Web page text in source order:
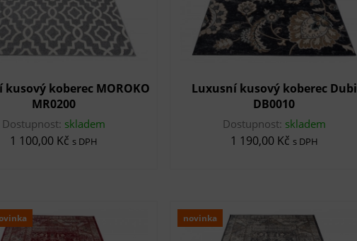
kusový koberec MOROKO
MR0200
Dostupnost: skladem
1 100,00 Kč s DPH
Luxusní kusový koberec Dubi
DB0010
Dostupnost: skladem
1 190,00 Kč s DPH
novinka